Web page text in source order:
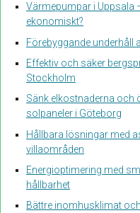
Värmepumpar i Uppsala
ekonomiskt?
Förebyggande underhåll
Effektiv och säker
Stockholm
Sänk elkostnaderna och
solpaneler i Göteborg
Hållbara lösningar med
villaområden
Energioptimering med
hållbarhet
Bättre inomhusklimat